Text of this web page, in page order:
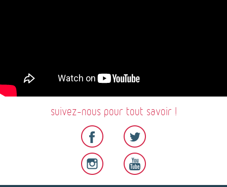
suivez-nous pour tout savoir !